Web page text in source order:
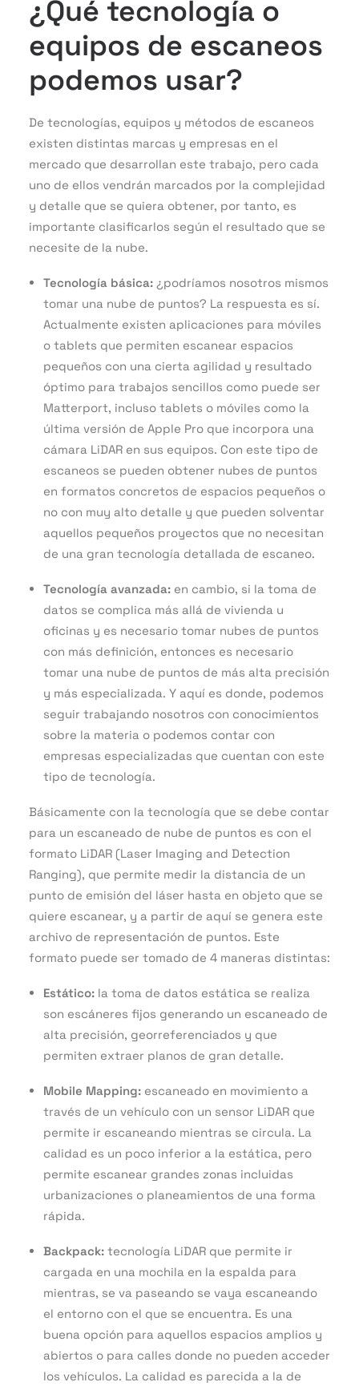
¿Qué tecnología o
equipos de escaneos
podemos usar?
De tecnologías, equipos y métodos de escaneos
existen distintas marcas y empresas en el
mercado que desarrollan este trabajo, pero cada
uno de ellos vendrán marcados por la complejidad
y detalle que se quiera obtener, por tanto, es
importante clasificarlos según el resultado que se
necesite de la nube.
Tecnología básica: ¿podríamos nosotros mismos
tomar una nube de puntos? La respuesta es sí.
Actualmente existen aplicaciones para móviles
o tablets que permiten escanear espacios
pequeños con una cierta agilidad y resultado
óptimo para trabajos sencillos como puede ser
Matterport, incluso tablets o móviles como la
última versión de Apple Pro que incorpora una
cámara LiDAR en sus equipos. Con este tipo de
escaneos se pueden obtener nubes de puntos
en formatos concretos de espacios pequeños o
no con muy alto detalle y que pueden solventar
aquellos pequeños proyectos que no necesitan
de una gran tecnología detallada de escaneo.
Tecnología avanzada: en cambio, si la toma de
datos se complica más allá de vivienda u
oficinas y es necesario tomar nubes de puntos
con más definición, entonces es necesario
tomar una nube de puntos de más alta precisión
y más especializada. Y aquí es donde, podemos
seguir trabajando nosotros con conocimientos
sobre la materia o podemos contar con
empresas especializadas que cuentan con este
tipo de tecnología.
Básicamente con la tecnología que se debe contar
para un escaneado de nube de puntos es con el
formato LiDAR (Laser Imaging and Detection
Ranging), que permite medir la distancia de un
punto de emisión del láser hasta en objeto que se
quiere escanear, y a partir de aquí se genera este
archivo de representación de puntos. Este
formato puede ser tomado de 4 maneras distintas:
Estático: la toma de datos estática se realiza
son escáneres fijos generando un escaneado de
alta precisión, georreferenciados y que
permiten extraer planos de gran detalle.
Mobile Mapping: escaneado en movimiento a
través de un vehículo con un sensor LiDAR que
permite ir escaneando mientras se circula. La
calidad es un poco inferior a la estática, pero
permite escanear grandes zonas incluidas
urbanizaciones o planeamientos de una forma
rápida.
Backpack: tecnología LiDAR que permite ir
cargada en una mochila en la espalda para
mientras, se va paseando se vaya escaneando
el entorno con el que se encuentra. Es una
buena opción para aquellos espacios amplios y
abiertos o para calles donde no pueden acceder
los vehículos. La calidad es parecida a la de